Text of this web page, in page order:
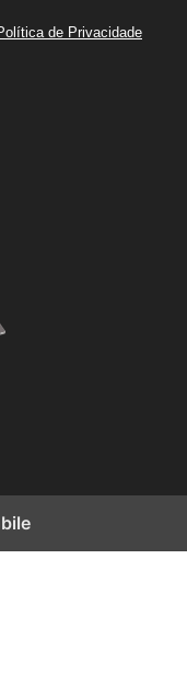
de Privacidade